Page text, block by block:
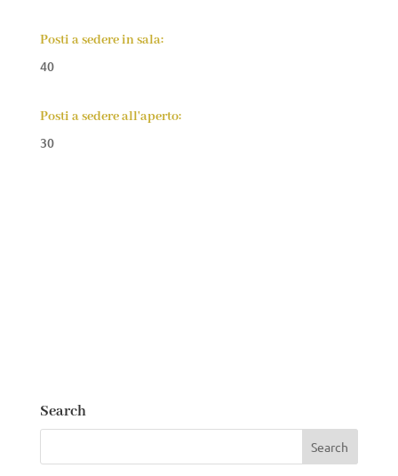
Posti a sedere in sala:
40
Posti a sedere all'aperto:
30
Search